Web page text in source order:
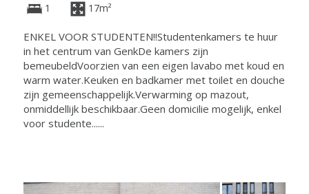
1 17m²
ENKEL VOOR STUDENTEN!!Studentenkamers te huur
in het centrum van GenkDe kamers zijn
bemeubeldVoorzien van een eigen lavabo met koud en
warm water.Keuken en badkamer met toilet en douche
zijn gemeenschappelijk.Verwarming op mazout,
onmiddellijk beschikbaar.Geen domicilie mogelijk, enkel
voor studente......